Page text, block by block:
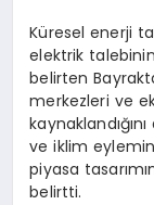
Küresel enerji
elektrik
belirten
merkezleri ve
ve iklim
piyasa
belirtti.